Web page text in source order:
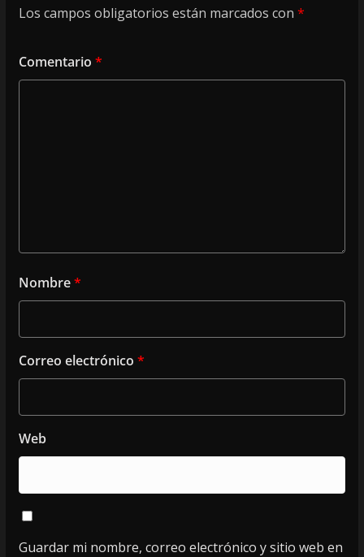
Los campos obligatorios están marcados con *
Comentario *
Nombre*
Correo electrónico *
Web
Guardar mi nombre, correo electrónico y sitio web en